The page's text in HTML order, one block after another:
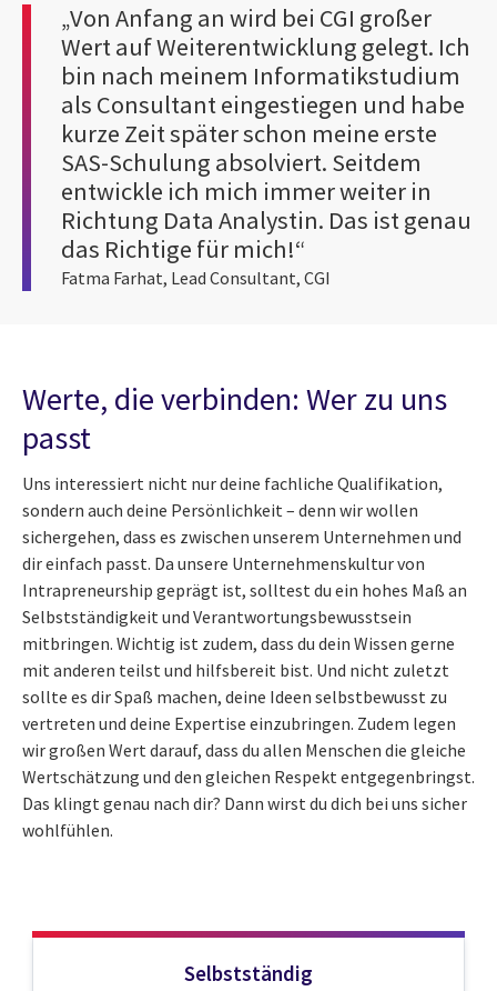
„Von Anfang an wird bei CGI großer
Wert auf Weiterentwicklung gelegt. Ich
bin nach meinem Informatikstudium
als Consultant eingestiegen und habe
kurze Zeit später schon meine erste
SAS-Schulung absolviert. Seitdem
entwickle ich mich immer weiter in
Richtung Data Analystin. Das ist genau
das Richtige für mich!“
Fatma Farhat, Lead Consultant, CGI
Werte, die verbinden: Wer zu uns
passt
Uns interessiert nicht nur deine fachliche Qualifikation,
sondern auch deine Persönlichkeit – denn wir wollen
sichergehen, dass es zwischen unserem Unternehmen und
dir einfach passt. Da unsere Unternehmenskultur von
Intrapreneurship geprägt ist, solltest du ein hohes Maß an
Selbstständigkeit und Verantwortungsbewusstsein
mitbringen. Wichtig ist zudem, dass du dein Wissen gerne
mit anderen teilst und hilfsbereit bist. Und nicht zuletzt
sollte es dir Spaß machen, deine Ideen selbstbewusst zu
vertreten und deine Expertise einzubringen. Zudem legen
wir großen Wert darauf, dass du allen Menschen die gleiche
Wertschätzung und den gleichen Respekt entgegenbringst.
Das klingt genau nach dir? Dann wirst du dich bei uns sicher
wohlfühlen.
Selbstständig